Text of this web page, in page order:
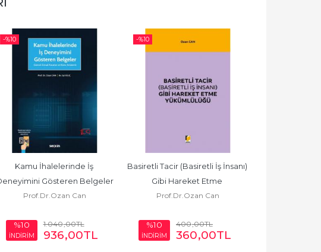
-%10
Kamu İhalelerinde İş
Gösteren Belgeler
Prof.Dr.Ozan Can
%10
İNDİRİM
1.040,00TL
936,00TL
-%10
Basiretli Tacir (Basiretli İş İnsanı)
Gibi Hareket Etme
Yükümlülüğü
Prof.Dr.Ozan Can
%10
İNDİRİM
400,00TL
360,00TL